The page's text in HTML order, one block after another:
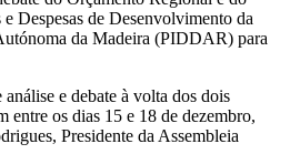
Despesas de Desenvolvimento da
da Madeira (PIDDAR) para
e debate à volta dos dois
entre os dias 15 e 18 de dezembro,
Presidente da Assembleia